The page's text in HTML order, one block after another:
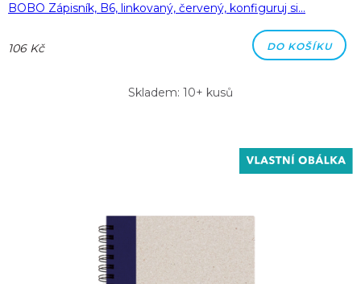
BOBO Zápisník, B6, linkovaný, červený, konfiguruj si…
106 Kč DO KOŠÍKU
Skladem: 10+ kusů